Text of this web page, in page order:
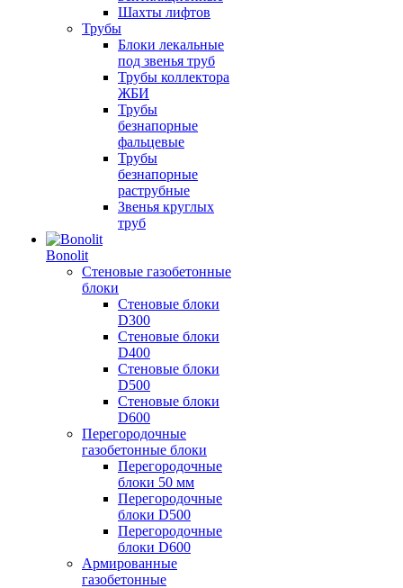
Шахты лифтов
Трубы
Блоки лекальные
под звенья труб
Трубы коллектора
ЖБИ
Трубы
безнапорные
фальцевые
Трубы
безнапорные
раструбные
Звенья круглых
труб
Bonolit
Стеновые газобетонные
блоки
Стеновые блоки
D300
Стеновые блоки
D400
Стеновые блоки
D500
Стеновые блоки
D600
Перегородочные
газобетонные блоки
Перегородочные
блоки 50 мм
Перегородочные
блоки D500
Перегородочные
блоки D600
Армированные
газобетонные